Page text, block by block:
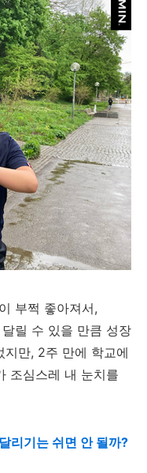
부쩍 좋아져서,
릴 수 있을 만큼 성장
지만, 2주 만에 학교에
조심스레 내 눈치를
리기는 쉬면 안 될까?